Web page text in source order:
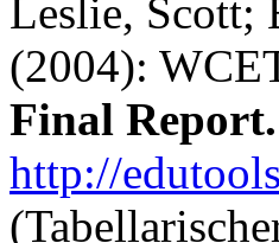
Leslie, Scott;
(2004):
Final Report.
http://